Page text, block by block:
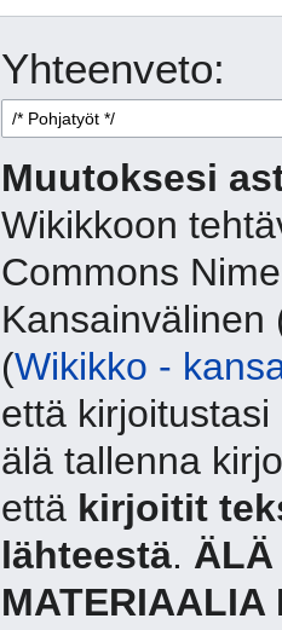
Yhteenveto:
Muutoksesi
Wikikkoon
Commons
Kansainvälinen
(Wikikko -
että
älä tallenna
että kirjoitit
lähteestä. ÄLÄ
MATERIAALIA